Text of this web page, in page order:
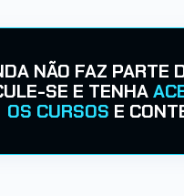
NÃO FAZ PARTE
SE E TENHA
OS CURSOS E